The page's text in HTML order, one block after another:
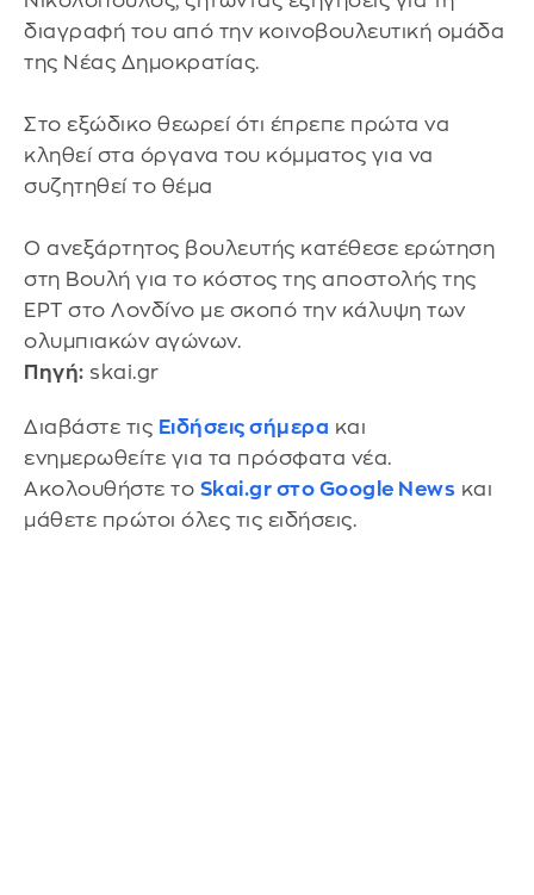
διαγραφή του από την κοινοβουλευτική ομάδα
της Νέας Δημοκρατίας.
Στο εξώδικο θεωρεί ότι έπρεπε πρώτα να
κληθεί στα όργανα του κόμματος για να
συζητηθεί το θέμα
Ο ανεξάρτητος βουλευτής κατέθεσε ερώτηση
στη Βουλή για το κόστος της αποστολής της
ΕΡΤ στο Λονδίνο με σκοπό την κάλυψη των
ολυμπιακών αγώνων.
Πηγή: skai.gr
Διαβάστε τις Ειδήσεις σήμερα και
ενημερωθείτε για τα πρόσφατα νέα.
Ακολουθήστε το Skai.gr στο Google News και
μάθετε πρώτοι όλες τις ειδήσεις.